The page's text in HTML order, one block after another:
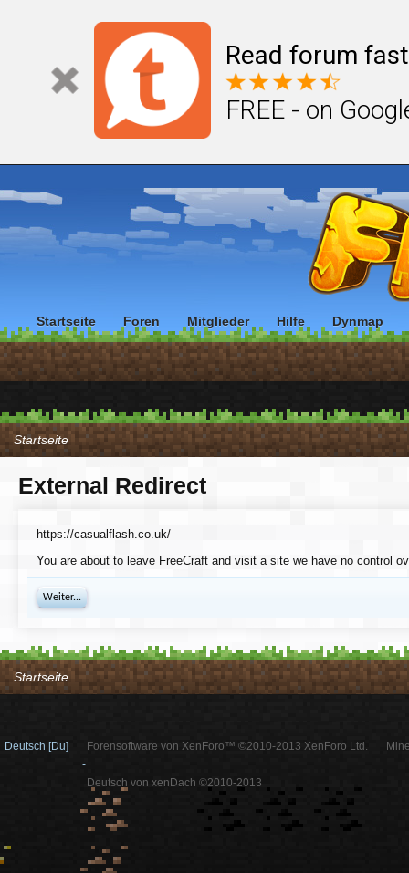
Read forum
FREE - on
Startseite
External Redirect
https://casualflash.co.uk/
You are about to leave FreeCraft and visit a site we have no control
Weiter...
Startseite
Startseite Foren Mitglieder Hilfe Dynmap
Deutsch [Du]
Forensoftware von XenForo™ ©2010-2013 XenForo Ltd.
-
Deutsch von xenDach ©2010-2013